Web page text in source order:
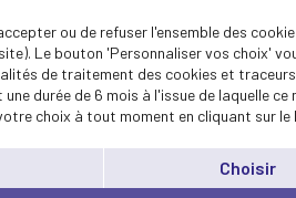
ou de refuser l'ensemble des
Le bouton 'Personnaliser vos choix'
de traitement des cookies et
durée de 6 mois à l'issue de laquelle
choix à tout moment en cliquant sur le
Choisir